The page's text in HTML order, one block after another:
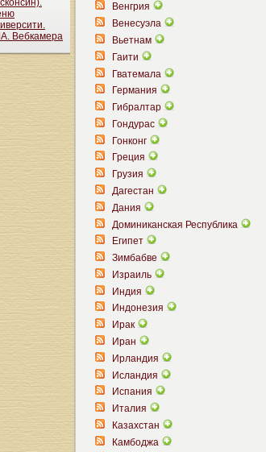
Венгрия
Венесуэла
Вьетнам
Гаити
Гватемала
Германия
Гибралтар
Гондурас
Гонконг
Греция
Грузия
Дагестан
Дания
Доминиканская Республика
Египет
Зимбабве
Израиль
Индия
Индонезия
Ирак
Иран
Ирландия
Исландия
Испания
Италия
Казахстан
Камбоджа